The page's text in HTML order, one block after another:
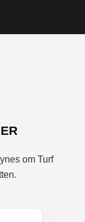
om Turf